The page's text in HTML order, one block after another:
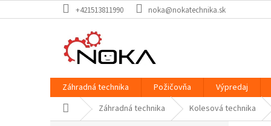
na
+421513811990 noka@nokatechnika.sk
Záhradná technika Požičovňa Výpredaj
Domov Záhradná technika Kolesová technika